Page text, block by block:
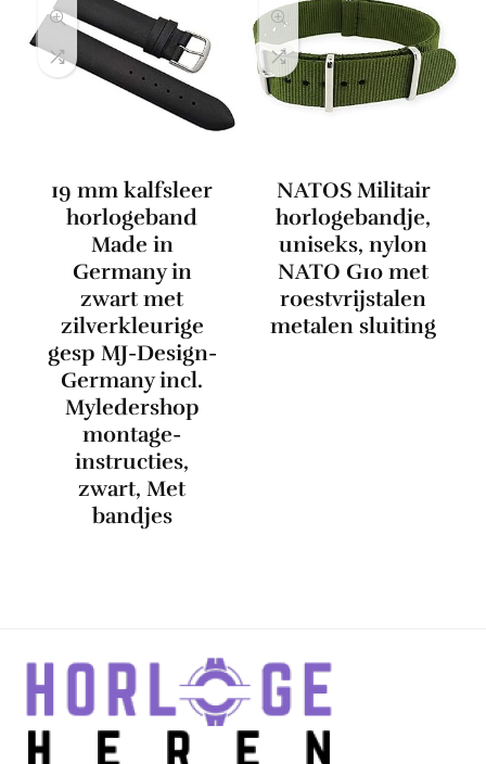
19 mm kalfsleer
horlogeband
Made in
Germany in
zwart met
zilverkleurige
gesp MJ-Design-
Germany incl.
Myledershop
montage-
instructies,
zwart, Met
bandjes
NATOS Militair
horlogebandje,
uniseks, nylon
NATO G10 met
roestvrijstalen
metalen sluiting